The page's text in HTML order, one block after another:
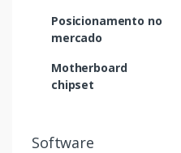
Posicionamento no
mercado
Motherboard
chipset
Software